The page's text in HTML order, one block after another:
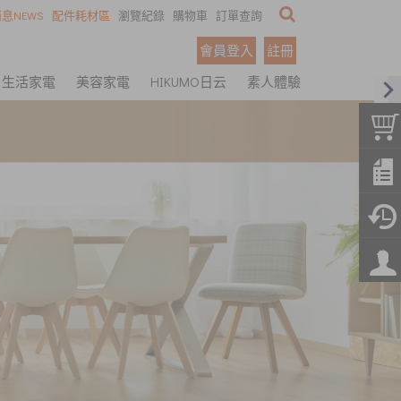
NEWS 配件耗材區 瀏覽紀錄 購物車 訂單查詢
會員登入
註冊
生活家電 美容家電 HIKUMO日云 素人體驗